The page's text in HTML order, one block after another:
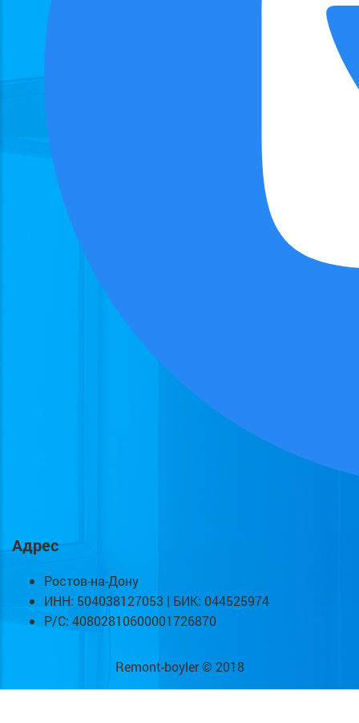
Адрес
Ростов-на-Дону
ИНН: 504038127053 | БИК: 044525974
Р/С: 40802810600001726870
Remont-boyler © 2018